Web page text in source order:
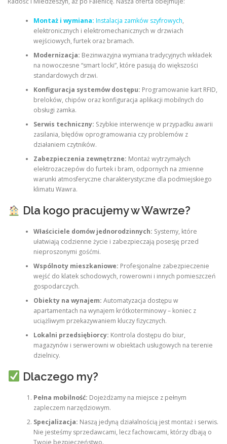
Montaż i wymiana: Instalacja zamków szyfrowych,
elektronicznych i elektromechanicznych w drzwiach
wejściowych, furtek oraz bramach.
Modernizacja: Bezinwazyjna wymiana tradycyjnych wkładek
na nowoczesne “smart locki”, które pasują do większości
standardowych drzwi.
Konfiguracja systemów dostępu: Programowanie kart RFID,
breloków, chipów oraz konfiguracja aplikacji mobilnych do
obsługi zamka.
Serwis techniczny: Szybkie interwencje w przypadku awarii
zasilania, błędów oprogramowania czy problemów z
działaniem czytników.
Zabezpieczenia zewnętrzne: Montaż wytrzymałych
elektrozaczepów do furtek i bram, odpornych na zmienne
warunki atmosferyczne charakterystyczne dla podmiejskiego
klimatu Wawra.
Dla kogo pracujemy w Wawrze?
Właściciele domów jednorodzinnych: Systemy, które
ułatwiają codzienne życie i zabezpieczają posesję przed
nieproszonymi gośćmi.
Wspólnoty mieszkaniowe: Profesjonalne zabezpieczenie
wejść do klatek schodowych, rowerowni i innych pomieszczeń
gospodarczych.
Obiekty na wynajem: Automatyzacja dostępu w
apartamentach na wynajem krótkoterminowy – koniec z
uciążliwym przekazywaniem kluczy fizycznych.
Lokalni przedsiębiorcy: Kontrola dostępu do biur,
magazynów i serwerowni w obiektach usługowych na terenie
dzielnicy.
Dlaczego my?
Pełna mobilność: Dojeżdżamy na miejsce z pełnym
zapleczem narzędziowym.
Specjalizacja: Naszą jedyną działalnością jest montaż i serwis.
Nie jesteśmy sprzedawcami, lecz fachowcami, którzy dbają o
Twoje bezpieczeństwo.